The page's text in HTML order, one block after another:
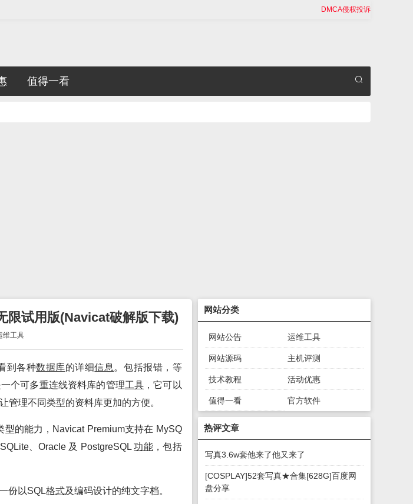
DMCA侵权投诉
值得一看
限试用版(Navicat破解版下载)
维工具
到各种数据库的详细信息 。包括报错，等
个可多重连线资料库的管理工具 ，它可以
管理不同类型的资料库更加的方便。
型的能力，Navicat Premium支持在 MySQ
、Oracle 及 PostgreSQL功能，包括
份以SQL格式及编码设计的纯文字档。
网站分类
网站公告 运维工具
网站源码 主机评测
技术教程 活动优惠
值得一看
绿色软件
官方软件
热评文章
写真3.6w套他来了他又来了
[COSPLAY]52套写真★合集[628G]百度网
盘分享